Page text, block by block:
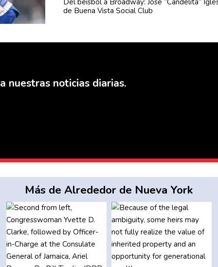
de Buena Vista Social Club
nuestras noticias diarias.
Más de Alrededor de Nueva York